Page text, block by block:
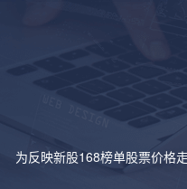
为反映新股168榜单股票价格